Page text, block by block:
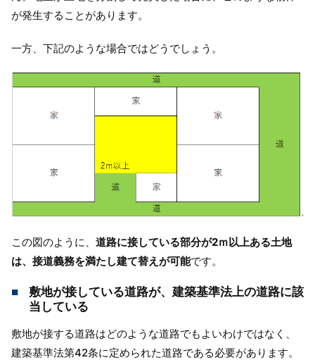
が発生することがあります。
一方、下記のような場合ではどうでしょう。
この図のように、 道路に接している部分が2ｍ以上ある土地
は、接道義務を満たし建て替えが可能です。
敷地が接している道路が、建築基準法上の道路に該
当している
敷地が接する道路はどのような道路でもよいわけではなく、
建築基準法第42条に定められた道路である必要があります。